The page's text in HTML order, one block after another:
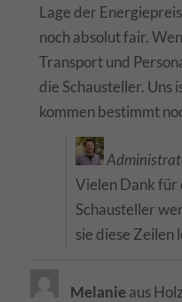
Lage der
noch absolut fair.
Transport und
die Schausteller. Uns
kommen bestimmt
Vielen Dank für
Schausteller
sie diese Zeilen
Melanieaus